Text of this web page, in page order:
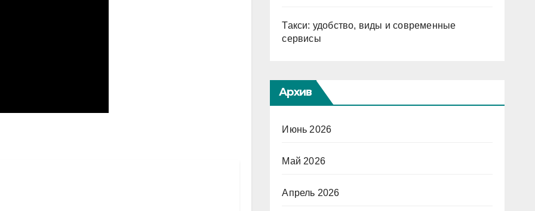
Такси: удобство, виды и современные
сервисы
Архив
Июнь 2026
Май 2026
Апрель 2026